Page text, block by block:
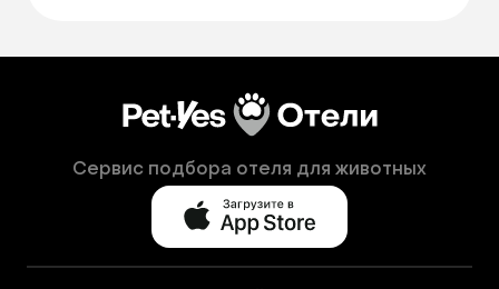
Сервис подбора отеля для животных